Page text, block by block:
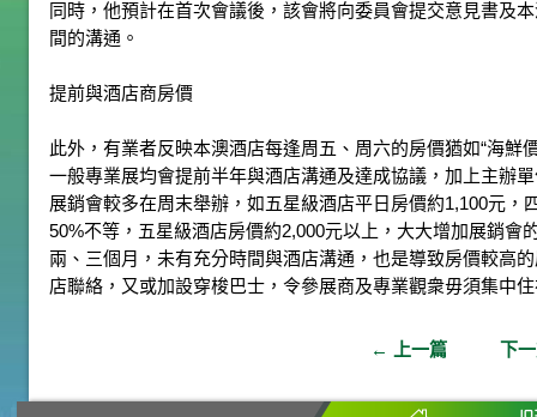
同時，他預計在首次會議後，該會將向委員會提交意見書及
間的溝通。
提前與酒店商房價
此外，有業者反映本澳酒店每逢周五、周六的房價猶如“海鮮
一般專業展均會提前半年與酒店溝通及達成協議，加上主辦
展銷會較多在周末舉辦，如五星級酒店平日房價約1,100元，
50%不等，五星級酒店房價約2,000元以上，大大增加展銷會
兩、三個月，未有充分時間與酒店溝通，也是導致房價較高
店聯絡，又或加設穿梭巴士，令參展商及專業觀衆毋須集中
← 上一篇 下